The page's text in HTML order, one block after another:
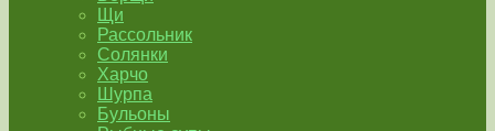
Щи
Рассольник
Солянки
Харчо
Шурпа
Бульоны